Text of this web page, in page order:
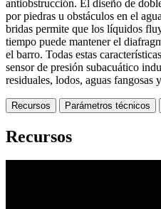
antiobstrucción. El diseño de
por piedras u obstáculos en el
bridas permite que los líquidos
tiempo puede mantener el
el barro. Todas estas
sensor de presión subacuático
residuales, lodos, aguas fangosas
Recursos Parámetros técnicos
Recursos